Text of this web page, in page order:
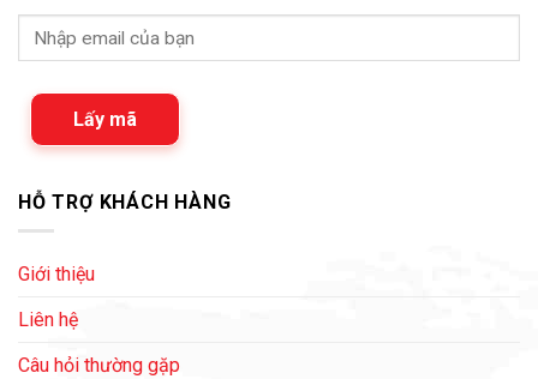
Lấy mã
HỖ TRỢ KHÁCH HÀNG
Giới thiệu
Liên hệ
Câu hỏi thường gặp